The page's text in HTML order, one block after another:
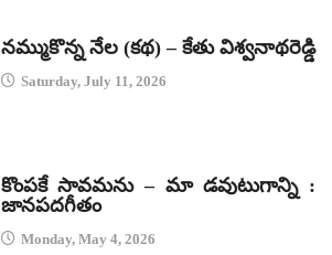
నమ్ముకొన్న నేల (కథ) – కేతు విశ్వనాథరెడ్డి
Saturday, July 11, 2026
కొంపకే సావమను – మా డవుటుగాన్ని :
జానపదగీతం
Monday, May 4, 2026